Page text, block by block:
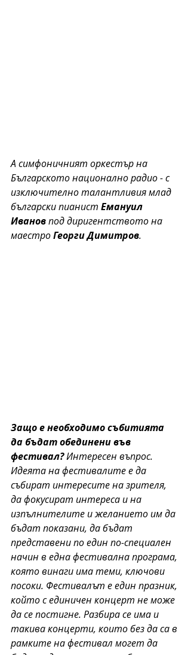
А симфоничният оркестър на
Българското национално радио - с
изключително талантливия млад
български пианист Емануил
Иванов под диригентството на
маестро Георги Димитров.
Защо е необходимо събитията
да бъдат обединени във
фестивал? Интересен въпрос.
Идеята на фестивалите е да
събират интересите на зрителя,
да фокусират интереса и на
изпълнителите и желанието им да
бъдат показани, да бъдат
представени по един по-специален
начин в една фестивална програма,
която винаги има теми, ключови
посоки. Фестивалът е един празник,
който с единичен концерт не може
да се постигне. Разбира се има и
такива концерти, които без да са в
рамките на фестивал могет да